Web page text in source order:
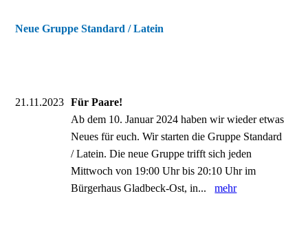
Neue Gruppe Standard / Latein
21.11.2023
Für Paare!
Ab dem 10. Januar 2024 haben wir wieder etwas
Neues für euch. Wir starten die Gruppe Standard
/ Latein. Die neue Gruppe trifft sich jeden
Mittwoch von 19:00 Uhr bis 20:10 Uhr im
Bürgerhaus Gladbeck-Ost, in...mehr